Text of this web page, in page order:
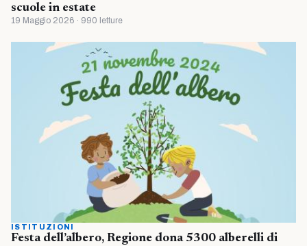
scuole in estate
19 Maggio 2026 · 990 letture
ISTITUZIONI
Festa dell’albero, Regione dona 5300 alberelli di